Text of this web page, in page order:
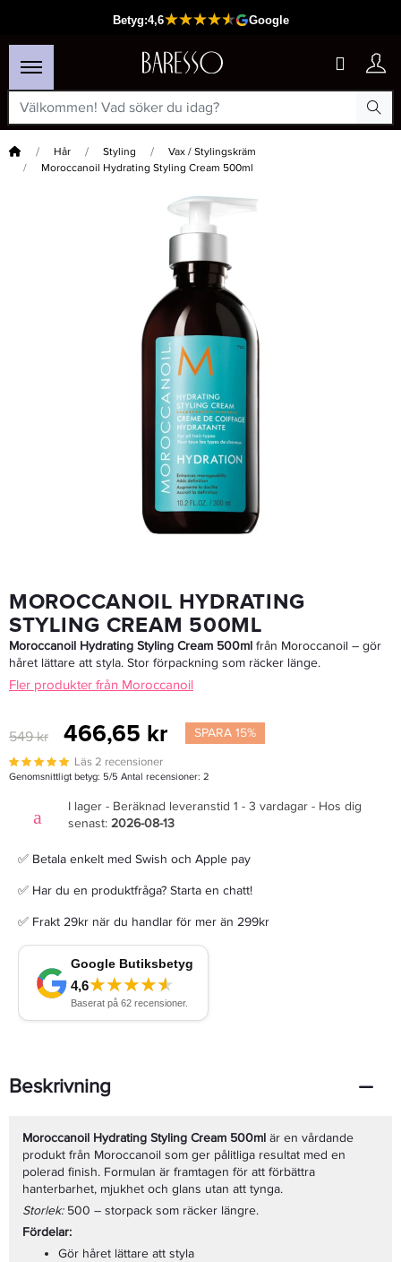
Hem Hår Styling
Vax / Stylingskräm
Moroccanoil Hydrating Styling Cream 500ml
Passar din varukorg
Moroccanoil Intense Curl Cream 75ml
179 kr 152,15 kr
LÄGG I VARUKORGEN
MOROCCANOIL HYDRATING
STYLING CREAM 500ML
Moroccanoil Hydrating Styling Cream 500ml från Moroccanoil – gör
håret lättare att styla. Stor förpackning som räcker länge.
Fler produkter från Moroccanoil
549 kr 466,65 kr SPARA 15%
Läs 2 recensioner
Genomsnittligt betyg: 5/5 Antal recensioner: 2
I lager - Beräknad leveranstid 1 - 3 vardagar - Hos dig
senast: 2026-08-13
✅ Betala enkelt med Swish och Apple pay
✅ Har du en produktfråga? Starta en chatt!
✅ Frakt 29kr när du handlar för mer än 299kr
Beskrivning
Moroccanoil Hydrating Styling Cream 500ml är en vårdande
produkt från Moroccanoil som ger pålitliga resultat med en
polerad finish. Formulan är framtagen för att förbättra
hanterbarhet, mjukhet och glans utan att tynga.
Storlek:500 – storpack som räcker längre.
Fördelar:
Gör håret lättare att styla